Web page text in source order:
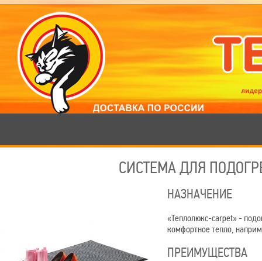
СИСТЕМА ДЛЯ
НАЗНАЧЕНИЕ
«Теплолюкс-carpet» -
комфортное тепло,
ПРЕИМУЩЕСТВА